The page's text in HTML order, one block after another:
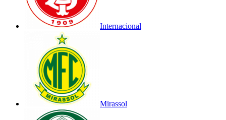
Internacional
Mirassol